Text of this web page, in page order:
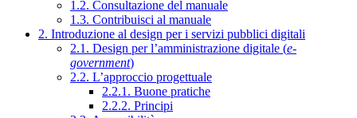
1.2. Consultazione del manuale
1.3. Contribuisci al manuale
2. Introduzione al design per i servizi pubblici digitali
2.1. Design per l’amministrazione digitale (e-
government)
2.2. L’approccio progettuale
2.2.1. Buone pratiche
2.2.2. Principi